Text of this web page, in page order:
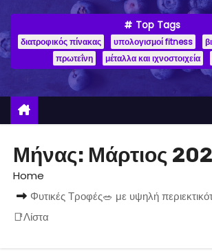
Top Tags
διατροφικός πίνακας υπολογισμοί fitness
πρωτεΐνη
μέταλλα και ιχνοστοιχεία
Μήνας: Μάρτιος
Home
Φυτικές Τροφές🥗 με υψηλή
📑Λίστα